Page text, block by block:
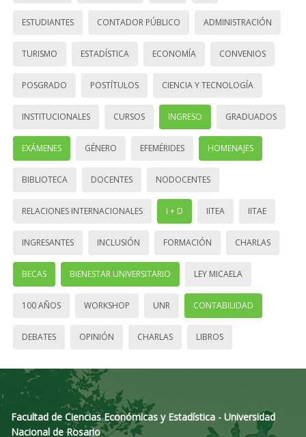
ESTUDIANTES CONTADOR PÚBLICO ADMINISTRACIÓN
TURISMO ESTADÍSTICA ECONOMÍA CONVENIOS
POSGRADO POSTÍTULOS CIENCIA Y TECNOLOGÍA
INSTITUCIONALES CURSOS INGRESO GRADUADOS
EXÁMENES GÉNERO EFEMÉRIDES HOMENAJES
BIBLIOTECA DOCENTES NODOCENTES
RELACIONES INTERNACIONALES I + D IITEA IITAE
INGRESANTES INCLUSIÓN FORMACIÓN CHARLAS
BECAS BIENESTAR UNIVERSITARIO LEY MICAELA
100 AÑOS WORKSHOP UNR CONTABILIDAD
DEBATES OPINIÓN CHARLAS LIBROS
Facultad de Ciencias Económicas y Estadística - Universidad
Nacional de Rosario